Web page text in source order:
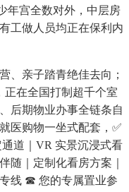
年宫全数对外，中层房
工做人员均正在保利内
亲子踏青绝佳去向；
正在全国打制超千个室
后期物业办事全链条自
医购物一坐式配套，✅
道｜VR 实景沉浸式看
随｜定制化看房方案｜
线 ☎ 您的专属置业参